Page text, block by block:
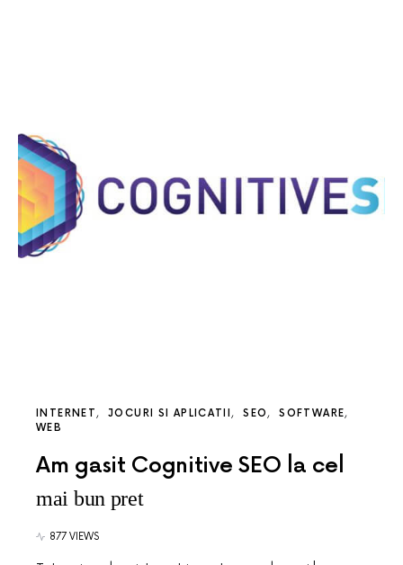
INTERNET JOCURI SI APLICATII SEO
SOFTWARE
WEB
Am gasit Cognitive SEO la cel
mai bun pret
877 VIEWS